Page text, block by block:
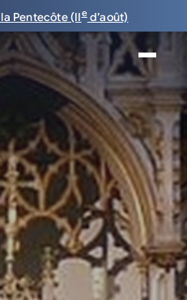
Pentecôte (IIed’août)